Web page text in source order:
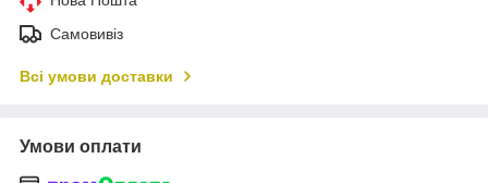
Самовивіз
Всі умови доставки
Умови оплати